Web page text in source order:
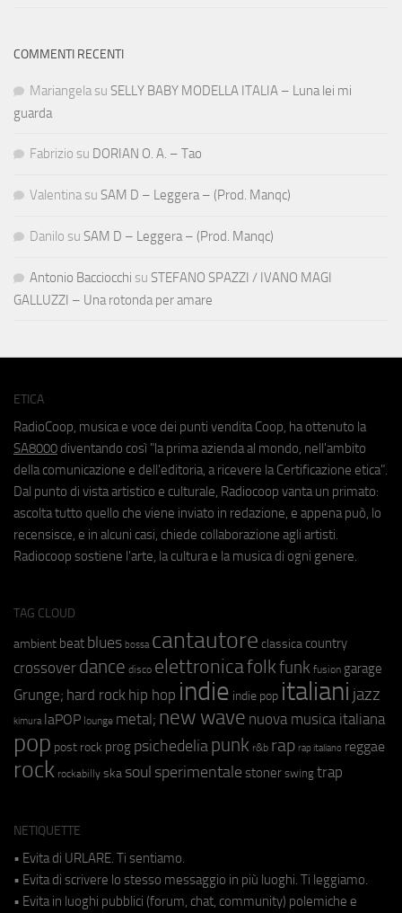
COMMENTI RECENTI
Mariangela su SELLY BABY MODELLA ITALIA – Luna lei mi
guarda
Fabrizio su DORIAN O. A. – Tao
Valentina su SAM D – Leggera – (Prod. Manqc)
Danilo su SAM D – Leggera – (Prod. Manqc)
Antonio Bacciocchi su STEFANO SPAZZI / IVANO MAGI
GALLUZZI – Una rotonda per amare
ETICA
RadioCoop, musica e voce dei punti vendita Coop, ha ottenuto la
SA8000 diventando così "la prima azienda al mondo, nell'ambito
della comunicazione e dell'editoria, a ricevere la Certificazione etica".
Dal punto di vista artistico e culturale, Radiocoop vanta un primato:
ascolta tutto quello che viene inviato in redazione, e appena può, lo
recensisce, e in alcuni casi, chiede collaborazione agli artisti.
Radiocoop sostiene l'arte, la cultura e la musica di ogni genere.
TAG CLOUD
ambient beat blues bossa cantautore classica country
crossover dance disco elettronicafolkfunk fusion garage
Grunge; hard rock hip hop indie indie pop italiani jazz
kimura laPOP lounge metal; new wave nuova musica italiana
pop post rock prog psichedeliapunk r&b rap rap italiano reggae
rock rockabilly ska soul sperimentale stoner swing trap
NETIQUETTE
• Evita di URLARE. Ti sentiamo.
• Evita di scrivere lo stesso messaggio in più luoghi. Ti leggiamo.
• Evita in luoghi pubblici (forum, chat, community) polemiche e